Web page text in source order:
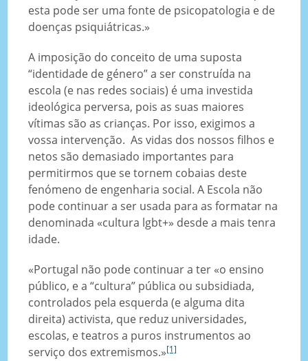
esta pode ser uma fonte de psicopatologia e de
doenças psiquiátricas.»
A imposição do conceito de uma suposta
“identidade de género” a ser construída na
escola (e nas redes sociais) é uma investida
ideológica perversa, pois as suas maiores
vítimas são as crianças. Por isso, exigimos a
vossa intervenção. As vidas dos nossos filhos e
netos são demasiado importantes para
permitirmos que se tornem cobaias deste
fenómeno de engenharia social. A Escola não
pode continuar a ser usada para as formatar na
denominada «cultura lgbt+» desde a mais tenra
idade.
«Portugal não pode continuar a ter «o ensino
público, e a “cultura” pública ou subsidiada,
controlados pela esquerda (e alguma dita
direita) activista, que reduz universidades,
escolas, e teatros a puros instrumentos ao
serviço dos extremismos.»[1]